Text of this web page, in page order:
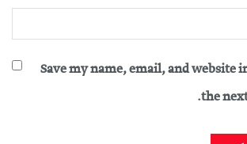
Save my name, email, and website
the